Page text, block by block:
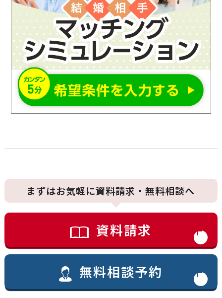
まずはお気軽に資料請求・無料相談へ
資料請求
無料相談予約